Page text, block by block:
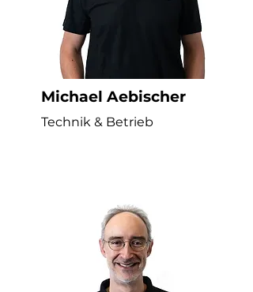
Michael Aebischer
Technik & Betrieb